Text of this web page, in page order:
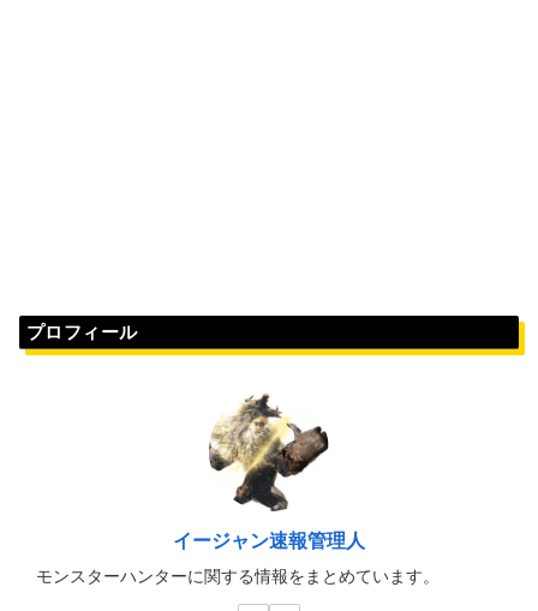
プロフィール
イージャン速報管理人
モンスターハンターに関する情報をまとめています。